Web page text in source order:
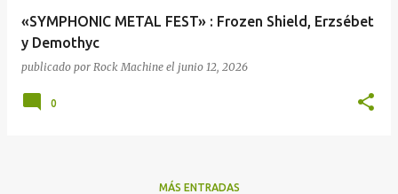
«SYMPHONIC METAL FEST» : Frozen Shield, Erzsébet
y Demothyc
publicado por Rock Machine el junio 12, 2026
0
MÁS ENTRADAS